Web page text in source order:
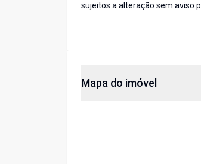
sujeitos a alteração sem aviso
Mapa do imóvel